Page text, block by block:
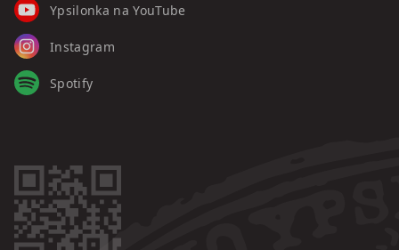
Ypsilonka na YouTube
Instagram
Spotify